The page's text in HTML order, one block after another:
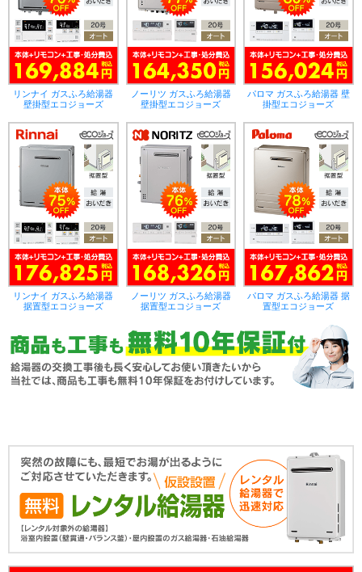
リンナイ ガスふろ給湯器
壁掛型エコジョーズ
ノーリツ ガスふろ給湯器
壁掛型エコジョーズ
パロマ ガスふろ給湯器 壁
掛型エコジョーズ
リンナイ ガスふろ給湯器
据置型エコジョーズ
ノーリツ ガスふろ給湯器
据置型エコジョーズ
パロマ ガスふろ給湯器 据
置型エコジョーズ